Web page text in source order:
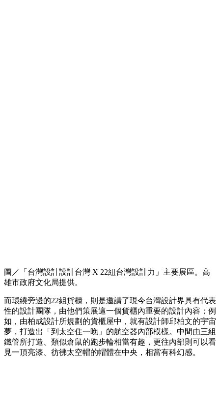
圖／「台灣設計設計台灣 X 22組台灣設計力」主要展區。高
雄市政府文化局提供。
而環繞旁邊的22組貨櫃，則是邀請了現今台灣設計界具有代表
性的設計團隊，由他們策展這一個貨櫃內重要的設計內容；例
如，由柏成設計所規劃的貨櫃屋中，就有設計師邱柏文的宇宙
夢，打造出「到太空住一晚」的航空器內部模樣。中間由三組
鐵管所打造、類似倉鼠的跑步輪相當有趣，更往內部則可以看
見一頂亮漆、彷彿太空帽的帽體在中央，相當有科幻感。